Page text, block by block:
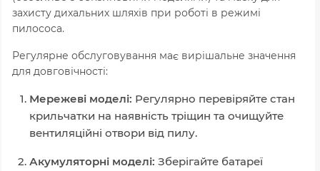
захисту дихальних шляхів при роботі в режимі
пилососа.
Регулярне обслуговування має вирішальне значення
для довговічності:
Мережеві моделі: Регулярно перевіряйте стан
крильчатки на наявність тріщин та очищуйте
вентиляційні отвори від пилу.
Акумуляторні моделі: Зберігайте батареї